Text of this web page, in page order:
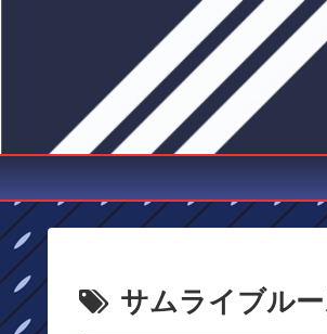
サムライブル